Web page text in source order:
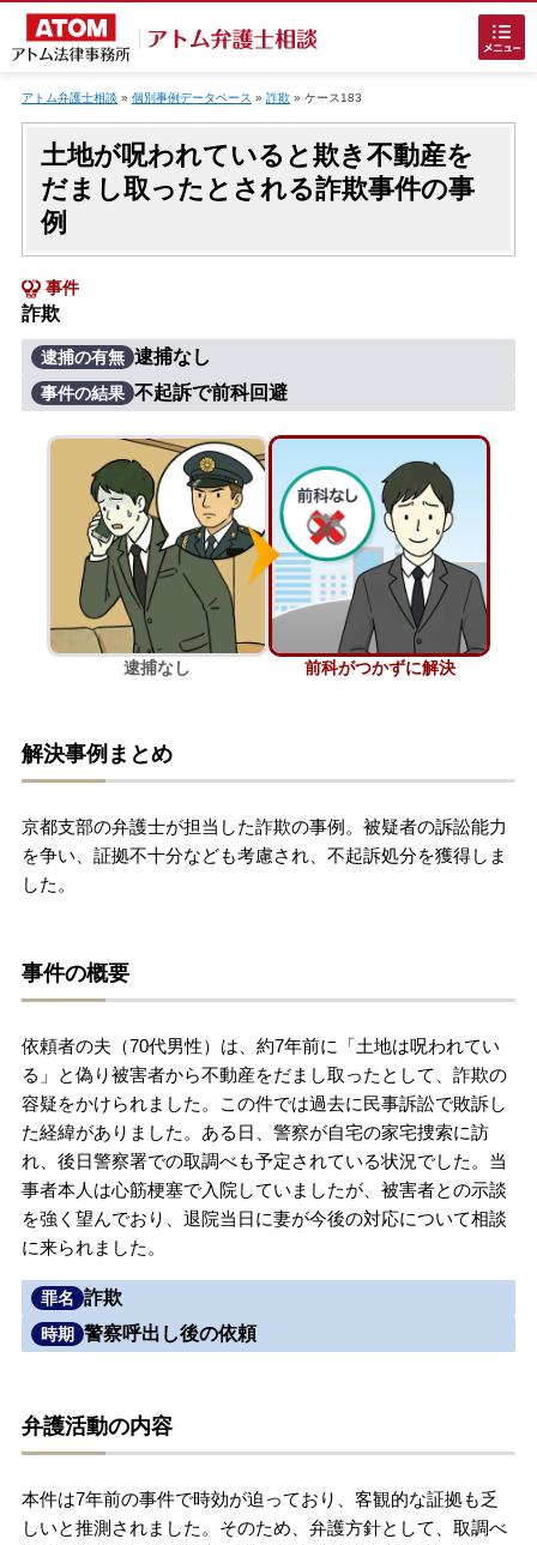
ホームに戻る
刑事事件 でお困りの方
刑事事件の無料相談
接見・面会を弁護士に依頼
刑事事件を示談で解決したい
アトムについて
弁護士費用
解決実績
ご依頼者からのお手紙
無料相談の口コミ評判
刑事事件について 知りたい方
刑事事件データベース
アトム弁護士相談 » 個別事例データベース » 詐欺» ケース183
土地が呪われていると欺き不動産を
だまし取ったとされる詐欺事件の事
例
事件
詐欺
逮捕の有無 逮捕なし
事件の結果 不起訴で前科回避
逮捕なし 前科がつかずに解決
解決事例まとめ
京都支部の弁護士が担当した詐欺の事例。被疑者の訴訟能力
を争い、証拠不十分なども考慮され、不起訴処分を獲得しま
した。
事件の概要
依頼者の夫（70代男性）は、約7年前に「土地は呪われてい
る」と偽り被害者から不動産をだまし取ったとして、詐欺の
容疑をかけられました。この件では過去に民事訴訟で敗訴し
た経緯がありました。ある日、警察が自宅の家宅捜索に訪
れ、後日警察署での取調べも予定されている状況でした。当
事者本人は心筋梗塞で入院していましたが、被害者との示談
を強く望んでおり、退院当日に妻が今後の対応について相談
に来られました。
罪名 詐欺
時期 警察呼出し後の依頼
弁護活動の内容
本件は7年前の事件で時効が迫っており、客観的な証拠も乏
しいと推測されました。そのため、弁護方針として、取調べ